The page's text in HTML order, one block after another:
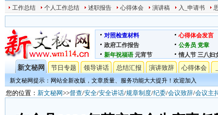
工作总结 个人工作总结 述职报告 心得体会 演讲稿 入_申请书
对照检查材料
心得体会发言
政府工作报告
公务员 党章
新年祝福语 元宵节 情人节 三八妇
新文秘网 节日专题 领导讲话 总结汇报 演讲致辞 心得体会
新文秘网提示：网站全新改版，文章质量、服务功能大大提升！欢迎加入
您的位置： 新文秘网>>督查/安全/安全讲话/规章制度/纪委/会议致辞/会议主